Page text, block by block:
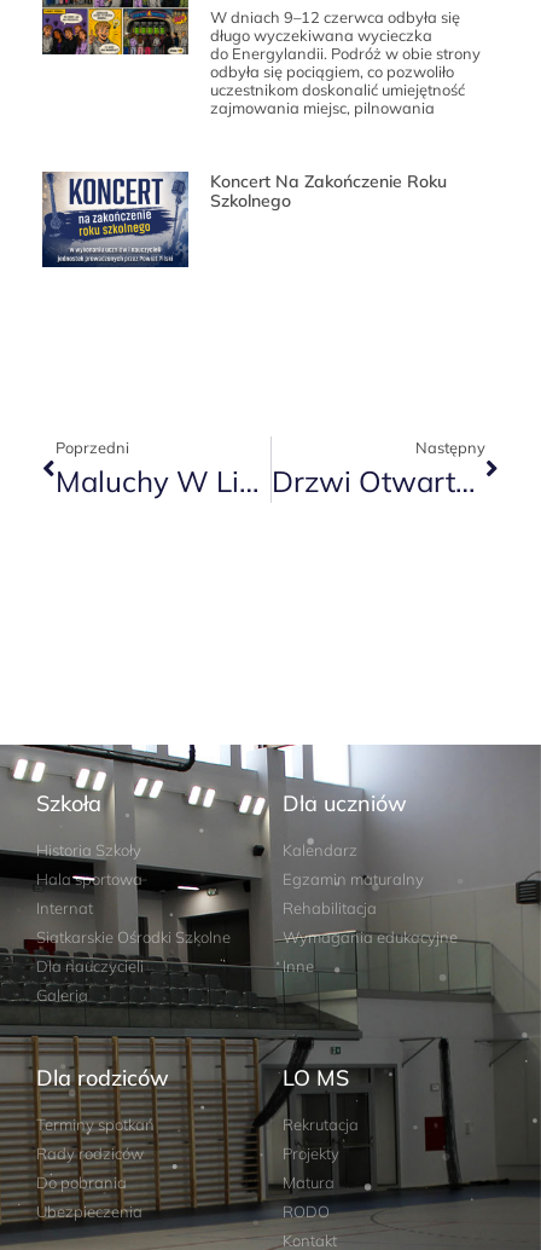
W dniach 9–12 czerwca odbyła się
długo wyczekiwana wycieczka
do Energylandii. Podróż w obie strony
odbyła się pociągiem, co pozwoliło
uczestnikom doskonalić umiejętność
zajmowania miejsc, pilnowania
Koncert Na Zakończenie Roku
Szkolnego
Poprzedni
Maluchy W Liceum
Następny
Drzwi Otwarte Szkoły
Szkoła
Historia Szkoły
Hala sportowa
Internat
Siatkarskie Ośrodki Szkolne
Dla nauczycieli
Galeria
Dla uczniów
Kalendarz
Egzamin maturalny
Rehabilitacja
Wymagania edukacyjne
Inne
Dla rodziców
Terminy spotkań
Rady rodziców
Do pobrania
Ubezpieczenia
LO MS
Rekrutacja
Projekty
Matura
RODO
Kontakt